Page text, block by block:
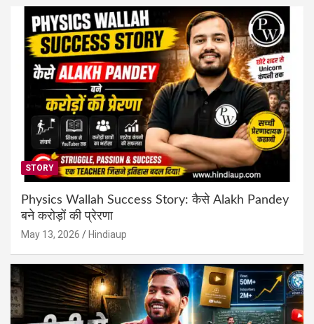
STORY
Physics Wallah Success Story: कैसे Alakh Pandey
बने करोड़ों की प्रेरणा
May 13, 2026 Hindiaup